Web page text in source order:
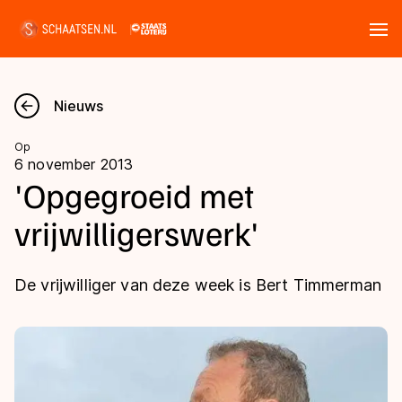
Nieuws
Kalender
Disciplines
Shorttrack
Uitslagen
Langebaan
Nieuws
Op
6 november 2013
'Opgegroeid met
vrijwilligerswerk'
De vrijwilliger van deze week is Bert Timmerman